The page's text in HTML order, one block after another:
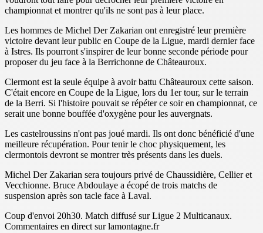
championnat et montrer qu'ils ne sont pas à leur place.
Les hommes de Michel Der Zakarian ont enregistré leur première
victoire devant leur public en Coupe de la Ligue, mardi dernier face
à Istres. Ils pourront s'inspirer de leur bonne seconde période pour
proposer du jeu face à la Berrichonne de Châteauroux.
Clermont est la seule équipe à avoir battu Châteauroux cette saison.
C'était encore en Coupe de la Ligue, lors du 1er tour, sur le terrain
de la Berri. Si l'histoire pouvait se répéter ce soir en championnat, ce
serait une bonne bouffée d'oxygène pour les auvergnats.
Les castelroussins n'ont pas joué mardi. Ils ont donc bénéficié d'une
meilleure récupération. Pour tenir le choc physiquement, les
clermontois devront se montrer très présents dans les duels.
Michel Der Zakarian sera toujours privé de Chaussidière, Cellier et
Vecchionne. Bruce Abdoulaye a écopé de trois matchs de
suspension après son tacle face à Laval.
Coup d'envoi 20h30. Match diffusé sur Ligue 2 Multicanaux.
Commentaires en direct sur lamontagne.fr